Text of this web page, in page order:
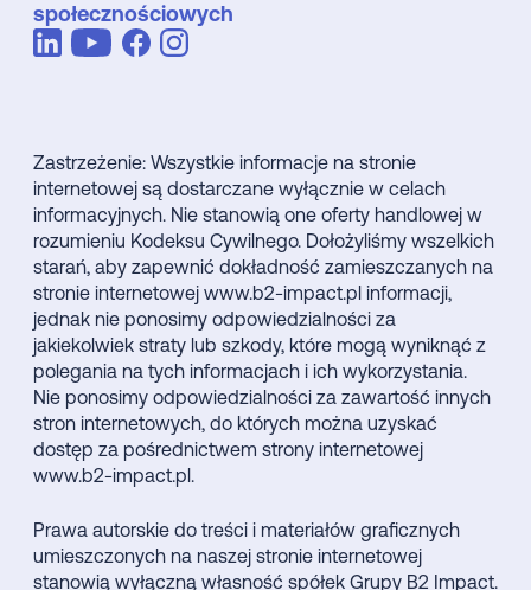
społecznościowych
Zastrzeżenie: Wszystkie informacje na stronie
internetowej są dostarczane wyłącznie w celach
informacyjnych. Nie stanowią one oferty handlowej w
rozumieniu Kodeksu Cywilnego. Dołożyliśmy wszelkich
starań, aby zapewnić dokładność zamieszczanych na
stronie internetowej www.b2-impact.pl informacji,
jednak nie ponosimy odpowiedzialności za
jakiekolwiek straty lub szkody, które mogą wyniknąć z
polegania na tych informacjach i ich wykorzystania.
Nie ponosimy odpowiedzialności za zawartość innych
stron internetowych, do których można uzyskać
dostęp za pośrednictwem strony internetowej
www.b2-impact.pl.
Prawa autorskie do treści i materiałów graficznych
umieszczonych na naszej stronie internetowej
stanowią wyłączną własność spółek Grupy B2 Impact.